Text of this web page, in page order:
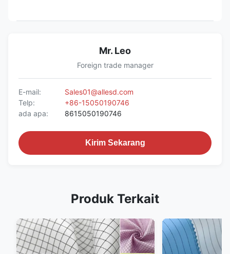
Mr. Leo
Foreign trade manager
E-mail:
Sales01@allesd.com
Telp:
+86-15050190746
ada apa:
8615050190746
Kirim Sekarang
Produk Terkait